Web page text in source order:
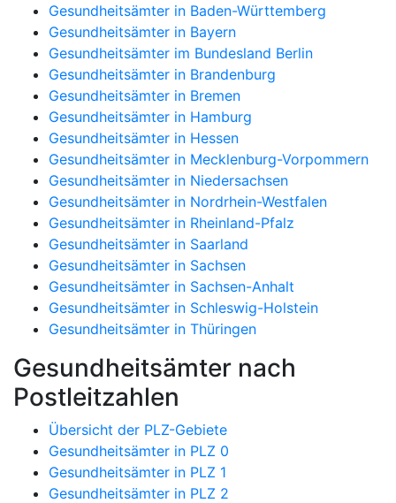
Gesundheitsämter in Baden-Württemberg
Gesundheitsämter in Bayern
Gesundheitsämter im Bundesland Berlin
Gesundheitsämter in Brandenburg
Gesundheitsämter in Bremen
Gesundheitsämter in Hamburg
Gesundheitsämter in Hessen
Gesundheitsämter in Mecklenburg-Vorpommern
Gesundheitsämter in Niedersachsen
Gesundheitsämter in Nordrhein-Westfalen
Gesundheitsämter in Rheinland-Pfalz
Gesundheitsämter in Saarland
Gesundheitsämter in Sachsen
Gesundheitsämter in Sachsen-Anhalt
Gesundheitsämter in Schleswig-Holstein
Gesundheitsämter in Thüringen
Gesundheitsämter nach
Postleitzahlen
Übersicht der PLZ-Gebiete
Gesundheitsämter in PLZ 0
Gesundheitsämter in PLZ 1
Gesundheitsämter in PLZ 2